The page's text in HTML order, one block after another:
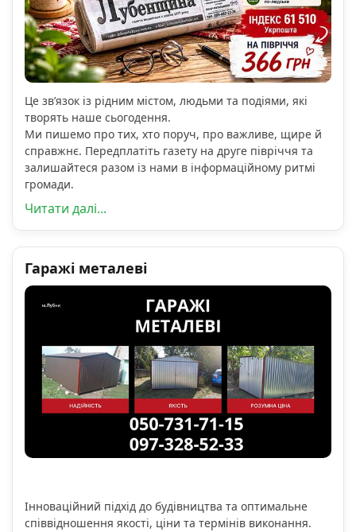
Це зв’язок із рідним містом, людьми та подіями, які
творять наше сьогодення.
Ми пишемо про тих, хто поруч, про важливе, щире й
справжнє. Передплатіть газету на друге півріччя та
залишайтеся разом із нами в інформаційному ритмі
громади.
Читати далі...
Гаражі металеві
Інноваційний підхід до будівництва та оптимальне
співвідношення якості, ціни та термінів виконання.